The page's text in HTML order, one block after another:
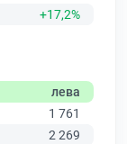
+17,2%
лева
1 761
2 269